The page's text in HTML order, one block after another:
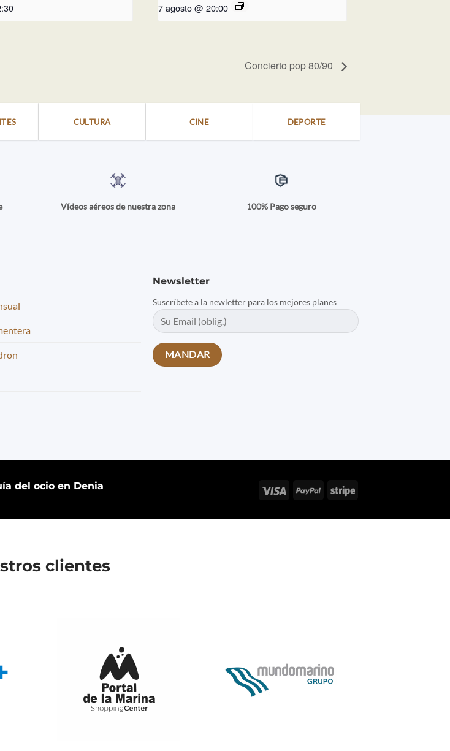
7 agosto @ 20:00
Concierto pop 80/90
CULTURA CINE DEPORTE
Vídeos aéreos de nuestra zona 100% Pago seguro
Newsletter
Suscríbete a la newletter para los mejores planes
del ocio en Denia Visa PayPal Stripe
clientes